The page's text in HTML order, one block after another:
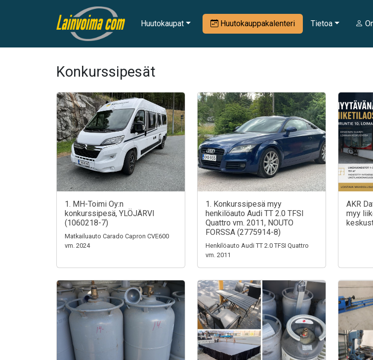
Huutokaupat Huutokauppakalenteri Tietoa
Konkurssipesät
1. MH-Toimi Oy:n
konkurssipesä, YLÖJÄRVI
(1060218-7)
Matkailuauto Carado Capron CVE600
vm. 2024
1. Konkurssipesä myy
henkilöauto Audi TT 2.0 TFSI
Quattro vm. 2011, NOUTO
FORSSA (2775914-8)
Henkilöauto Audi TT 2.0 TFSI Quattro
vm. 2011
AKR
myy